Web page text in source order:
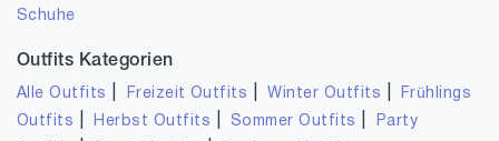
Schuhe
Outfits Kategorien
Alle Outfits Freizeit Outfits |Winter Outfits
Frühlings
Outfits
Herbst Outfits Sommer Outfits
Party